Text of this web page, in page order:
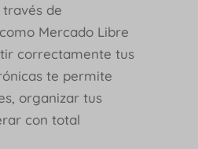
de
Mercado Libre
correctamente tus
te permite
organizar tus
con total